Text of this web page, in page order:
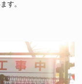
す。